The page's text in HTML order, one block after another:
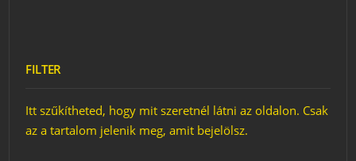
FILTER
Itt szűkítheted, hogy mit szeretnél látni az oldalon. Csak
az a tartalom jelenik meg, amit bejelölsz.